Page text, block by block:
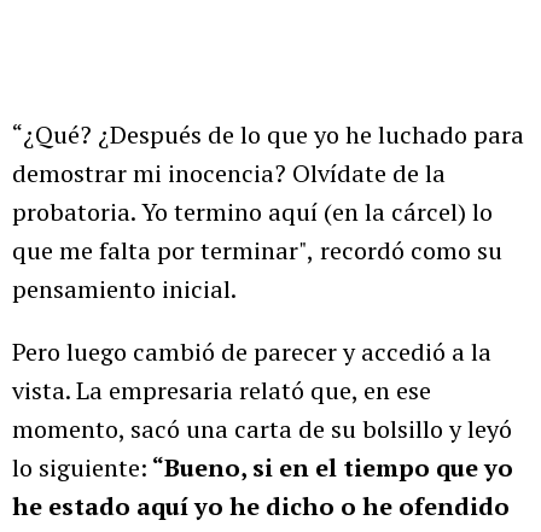
“¿Qué? ¿Después de lo que yo he luchado para
demostrar mi inocencia? Olvídate de la
probatoria. Yo termino aquí (en la cárcel) lo
que me falta por terminar", recordó como su
pensamiento inicial.
Pero luego cambió de parecer y accedió a la
vista. La empresaria relató que, en ese
momento, sacó una carta de su bolsillo y leyó
lo siguiente: “Bueno, si en el tiempo que yo
he estado aquí yo he dicho o he ofendido